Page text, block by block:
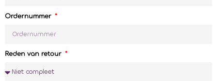
Ordernummer
Reden van retour